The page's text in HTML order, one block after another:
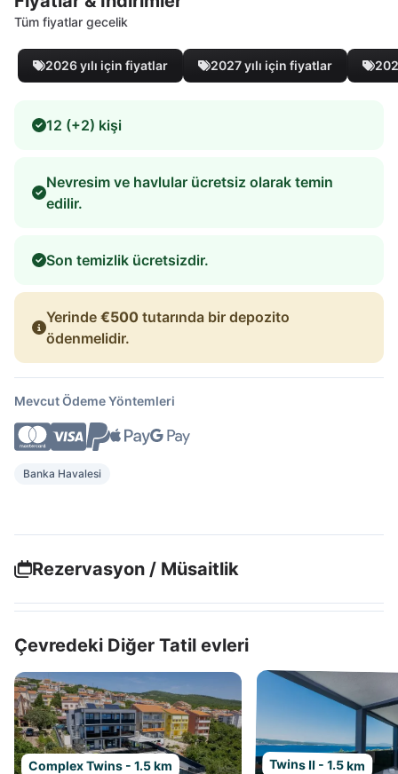
Tüm fiyatlar gecelik
2026 yılı için fiyatlar 2027 yılı için fiyatlar
12 (+2) kişi
Nevresim ve havlular ücretsiz olarak temin
edilir.
Son temizlik ücretsizdir.
Yerinde €500 tutarında bir depozito
ödenmelidir.
Mevcut Ödeme Yöntemleri
Banka Havalesi
Rezervasyon / Müsaitlik
Çevredeki Diğer Tatil evleri
Complex Twins - 1.5 km Twins II - 1.5 km